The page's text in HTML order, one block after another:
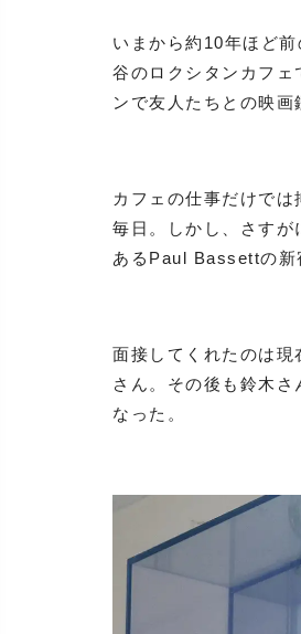
いまから約10年ほど
谷のロクシタンカフェ
ンで友人たちとの映画
カフェの仕事だけで
毎日。しかし、さす
あるPaul Bassettの新
面接してくれたのは
さん。その後も鈴木
なった。